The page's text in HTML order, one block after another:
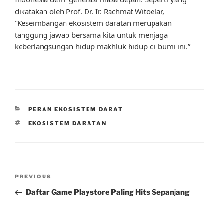
dikatakan oleh Prof. Dr. Ir. Rachmat Witoelar,
“Keseimbangan ekosistem daratan merupakan
tanggung jawab bersama kita untuk menjaga
keberlangsungan hidup makhluk hidup di bumi ini.”
CATEGORIES
PERAN EKOSISTEM DARAT
TAGS
EKOSISTEM DARATAN
Previous
Post
PREVIOUS
Daftar Game Playstore Paling Hits Sepanjang